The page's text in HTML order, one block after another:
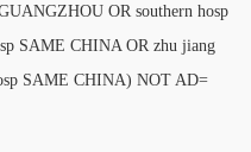
OR southern hosp
SAME CHINA OR zhu jiang
SAME CHINA) NOT AD=